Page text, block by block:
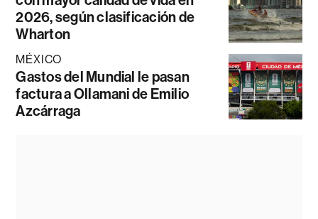
2026, según clasificación de
Wharton
MÉXICO
Gastos del Mundial le pasan
factura a Ollamani de Emilio
Azcárraga